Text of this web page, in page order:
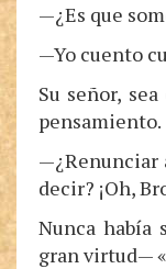
—¿Es que
—Yo cuento
Su señor,
pensamiento.
—¿Renunciar
decir? ¡Oh,
Nunca había
gran virtud—